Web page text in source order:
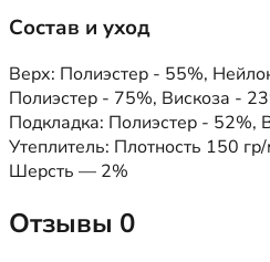
Состав и уход
Верх: Полиэстер - 55%,
Полиэстер - 75%, Вискоза -
Подкладка: Полиэстер - 52%,
Утеплитель: Плотность 150
Шерсть — 2%
Отзывы 0